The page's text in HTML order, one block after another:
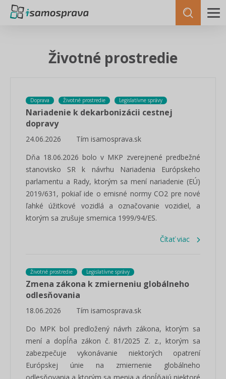
Životné prostredie
Doprava Životné prostredie Legislatívne správy
Nariadenie k dekarbonizácii cestnej
dopravy
24.06.2026
Tím isamosprava.sk
Dňa 18.06.2026 bolo v MKP zverejnené predbežné
stanovisko SR k návrhu Nariadenia Európskeho
parlamentu a Rady, ktorým sa mení nariadenie (EÚ)
2019/631, pokiaľ ide o emisné normy CO2 pre nové
ľahké úžitkové vozidlá a označovanie vozidiel, a
ktorým sa zrušuje smernica 1999/94/ES.
Čítať viac
Životné prostredie Legislatívne správy
Zmena zákona k zmierneniu globálneho
odlesňovania
18.06.2026
Tím isamosprava.sk
Do MPK bol predložený návrh zákona, ktorým sa
mení a dopĺňa zákon č. 81/2025 Z. z., ktorým sa
zabezpečuje vykonávanie niektorých opatrení
Európskej únie na zmiernenie globálneho